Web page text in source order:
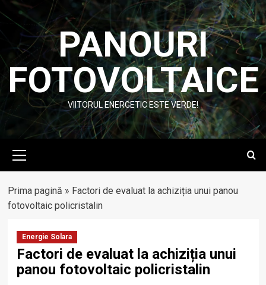
Skip
to
content
PANOURI
FOTOVOLTAICE
VIITORUL ENERGETIC ESTE VERDE!
Menu
Prima pagină » Factori de evaluat la achiziția unui panou
fotovoltaic policristalin
Energie Solara
Factori de evaluat la achiziția unui
panou fotovoltaic policristalin